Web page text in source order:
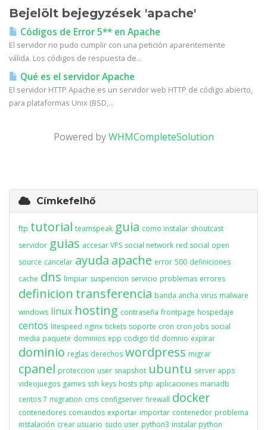
Bejelölt bejegyzések 'apache'
Códigos de Error 5** en Apache
El servidor no pudo cumplir con una petición aparentemente
válida. Los códigos de respuesta de...
Qué es el servidor Apache
El servidor HTTP Apache es un servidor web HTTP de código abierto,
para plataformas Unix (BSD,...
Powered byWHMCompleteSolution
Címkefelhő
ftp tutorial teamspeak guia como instalar shoutcast
servidor guias accesar VPS social network red social open
source cancelar ayuda apache error 500 definiciones
cache dns limpiar suspencion servicio problemas errores
definicion transferencia banda ancha virus malware
windows linux hosting contraseña frontpage hospedaje
centos litespeed nginx tickets soporte cron cron jobs social
media paquete dominios epp codigo tld domnio expirar
dominio reglas derechos wordpress migrar
cpanel proteccion user snapshot ubuntu server apps
videojuegos games ssh keys hosts php aplicaciones mariadb
centos 7 migration cms configserver firewall docker
contenedores comandos exportar importar contenedor problema
instalación crear usuario sudo user python3 instalar python